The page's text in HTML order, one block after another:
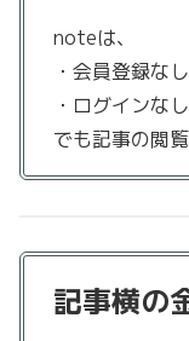
noteは、
・会員登録なし
・ログインなし
でも記事の閲
記事横の